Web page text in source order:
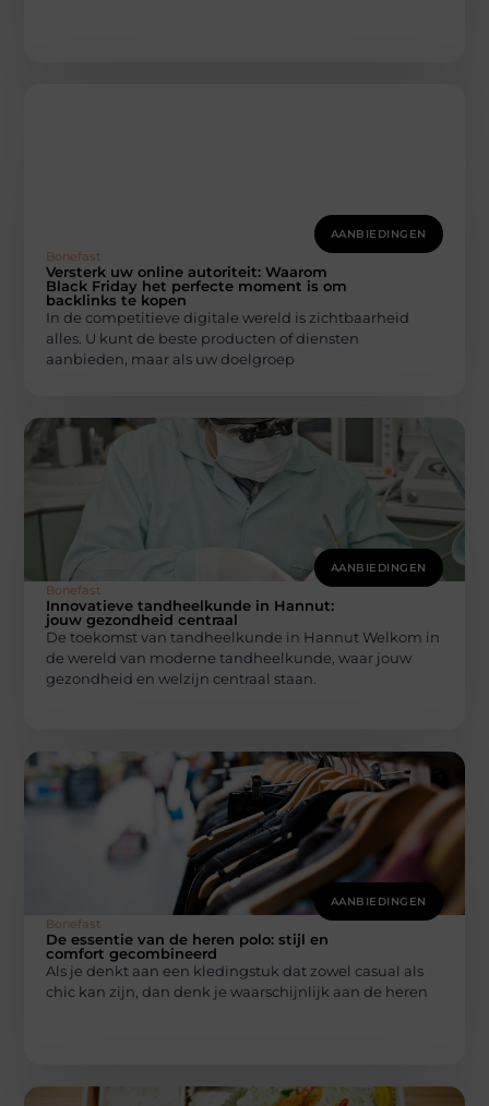
AANBIEDINGEN
Bonefast
Versterk uw online autoriteit: Waarom
Black Friday het perfecte moment is om
backlinks te kopen
In de competitieve digitale wereld is zichtbaarheid
alles. U kunt de beste producten of diensten
aanbieden, maar als uw doelgroep
AANBIEDINGEN
Bonefast
Innovatieve tandheelkunde in Hannut:
jouw gezondheid centraal
De toekomst van tandheelkunde in Hannut Welkom in
de wereld van moderne tandheelkunde, waar jouw
gezondheid en welzijn centraal staan.
AANBIEDINGEN
Bonefast
De essentie van de heren polo: stijl en
comfort gecombineerd
Als je denkt aan een kledingstuk dat zowel casual als
chic kan zijn, dan denk je waarschijnlijk aan de heren